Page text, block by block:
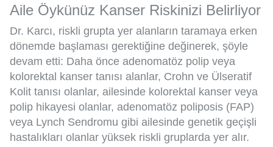
Aile Öykünüz Kanser Riskinizi Belirliyor
Dr. Karcı, riskli grupta yer alanların taramaya erken
dönemde başlaması gerektiğine değinerek, şöyle
devam etti: Daha önce adenomatöz polip veya
kolorektal kanser tanısı alanlar, Crohn ve Ülseratif
Kolit tanısı olanlar, ailesinde kolorektal kanser veya
polip hikayesi olanlar, adenomatöz poliposis (FAP)
veya Lynch Sendromu gibi ailesinde genetik geçişli
hastalıkları olanlar yüksek riskli gruplarda yer alır.